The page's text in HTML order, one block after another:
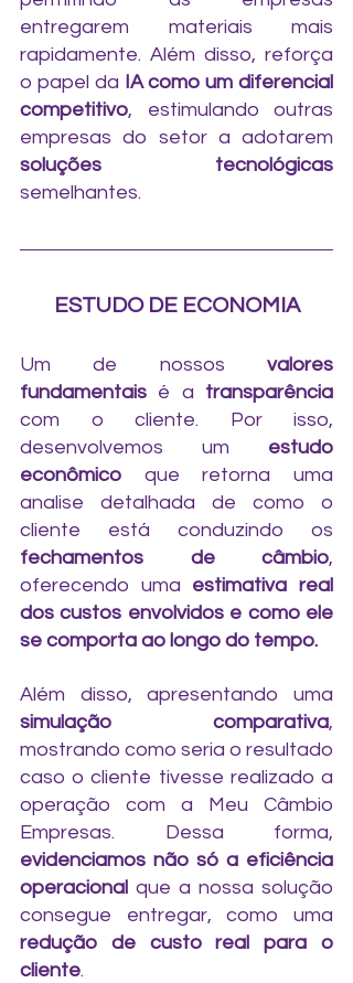
entregarem materiais mais
rapidamente. Além disso, reforça
o papel da IA como um diferencial
competitivo, estimulando outras
soluções tecnológicas
semelhantes.
ESTUDO DE ECONOMIA
Um de nossos valores
fundamentais é a
com o cliente. Por isso,
desenvolvemos um estudo
econômico que retorna uma
analise detalhada de como o
fechamentos de câmbio,
oferecendo uma estimativa real
dos custos envolvidos e como ele
se comporta ao longo do tempo.
simulação comparativa,
mostrando como seria o resultado
caso o cliente tivesse realizado a
operação com a Meu Câmbio
evidenciamos não só a eficiência
operacional que a nossa solução
consegue entregar, como uma
redução de custo real para o
cliente.